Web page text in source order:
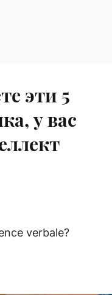
эти 5
у вас
verbale?